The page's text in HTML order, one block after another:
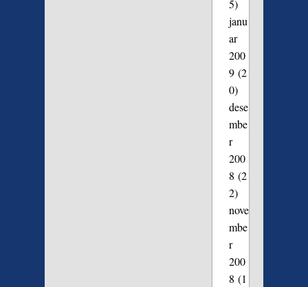
5)
janu
ar
200
9(2
0)
dese
mbe
r
200
8 (2
2)
nove
mbe
r
200
8 (1